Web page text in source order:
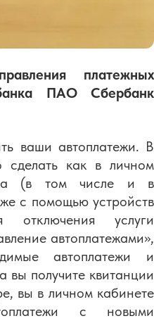
платежных
ПАО Сбербанк
ваши автоплатежи. В
как в личном
(в том числе и в
с помощью устройств
отключения услуги
автоплатежами»,
автоплатежи и
вы получите квитанции
вы в личном кабинете
с новыми